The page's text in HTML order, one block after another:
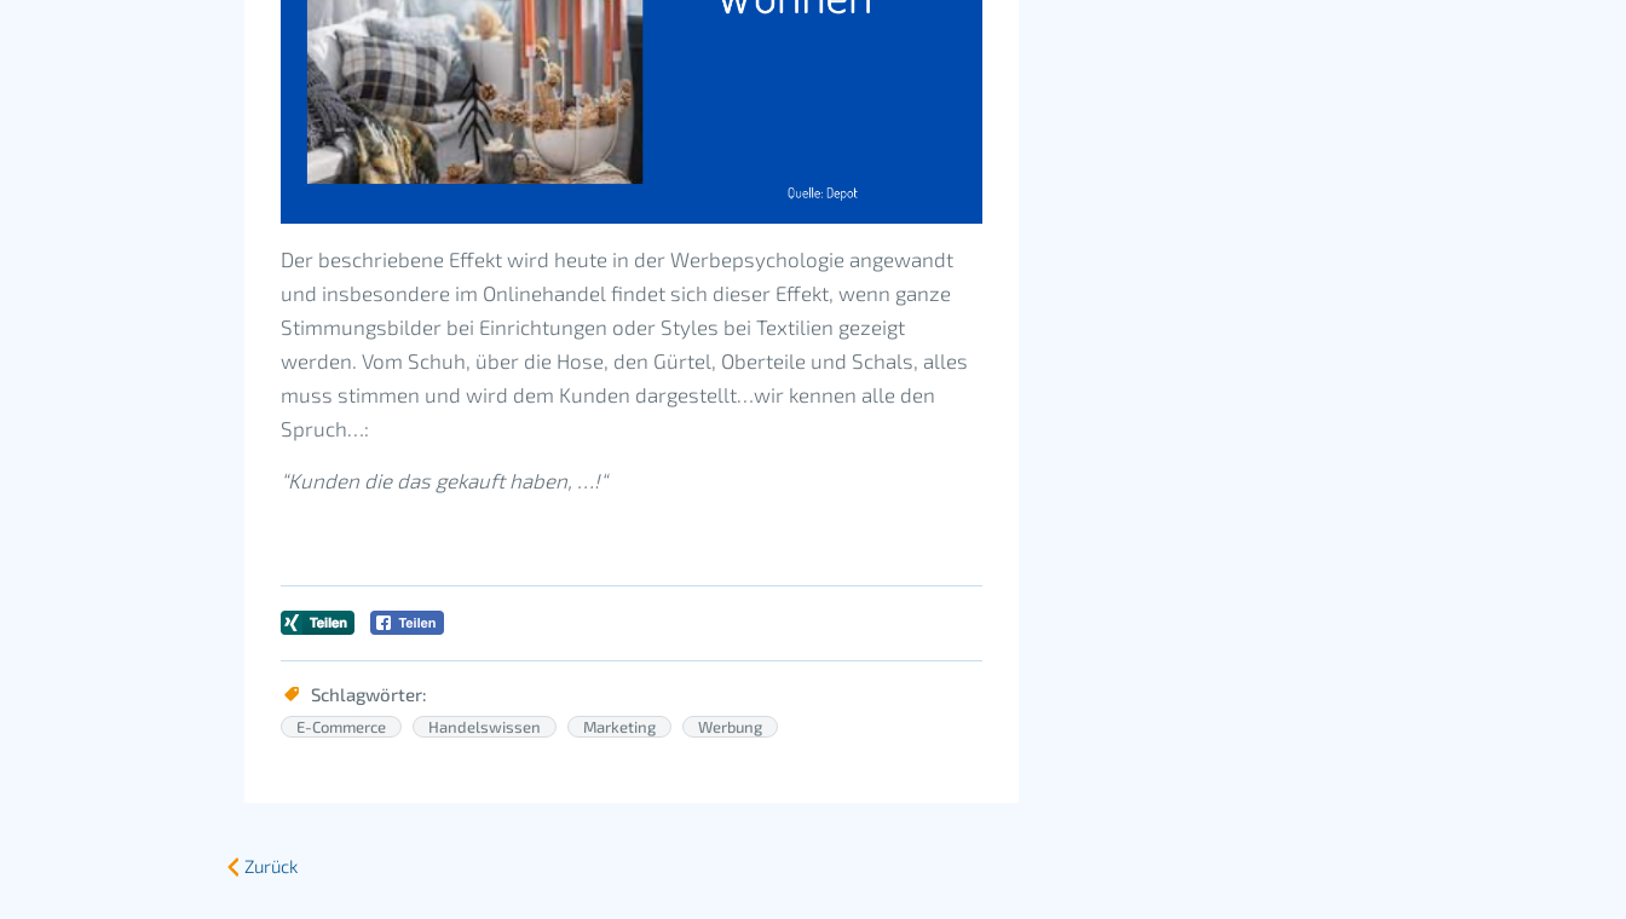
Der beschriebene Effekt wird heute in der Werbepsychologie angewandt
und insbesondere im Onlinehandel findet sich dieser Effekt, wenn ganze
Stimmungsbilder bei Einrichtungen oder Styles bei Textilien gezeigt
werden. Vom Schuh, über die Hose, den Gürtel, Oberteile und Schals, alles
muss stimmen und wird dem Kunden dargestellt…wir kennen alle den
Spruch…:
“Kunden die das gekauft haben, …!“
Schlagwörter:
E-Commerce Handelswissen Marketing Werbung
Zurück